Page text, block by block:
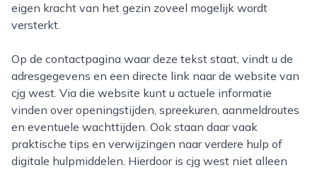
eigen kracht van het gezin zoveel mogelijk wordt
versterkt.
Op de contactpagina waar deze tekst staat, vindt u de
adresgegevens en een directe link naar de website van
cjg west. Via die website kunt u actuele informatie
vinden over openingstijden, spreekuren, aanmeldroutes
en eventuele wachttijden. Ook staan daar vaak
praktische tips en verwijzingen naar verdere hulp of
digitale hulpmiddelen. Hierdoor is cjg west niet alleen